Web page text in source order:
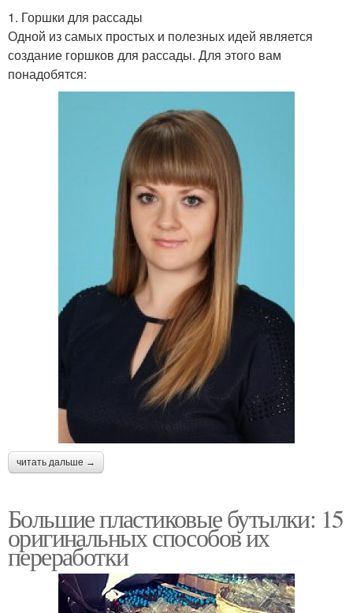
1. Горшки для рассады
Одной из самых простых и полезных идей является
создание горшков для рассады. Для этого вам
понадобятся:
читать дальше →
Большие пластиковые бутылки: 15
оригинальных способов их
переработки